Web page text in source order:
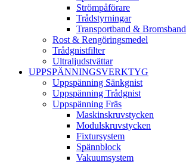
Strömpåförare
Trådstyrningar
Transportband & Bromsband
Rost & Rengöringsmedel
Trådgnistfilter
Ultraljudstvättar
UPPSPÄNNINGSVERKTYG
Uppspänning Sänkgnist
Uppspänning Trådgnist
Uppspänning Fräs
Maskinskruvstycken
Modulskruvstycken
Fixtursystem
Spännblock
Vakuumsystem